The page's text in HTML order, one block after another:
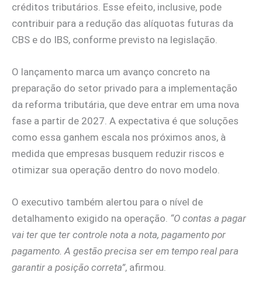
créditos tributários. Esse efeito, inclusive, pode
contribuir para a redução das alíquotas futuras da
CBS e do IBS, conforme previsto na legislação.
O lançamento marca um avanço concreto na
preparação do setor privado para a implementação
da reforma tributária, que deve entrar em uma nova
fase a partir de 2027. A expectativa é que soluções
como essa ganhem escala nos próximos anos, à
medida que empresas busquem reduzir riscos e
otimizar sua operação dentro do novo modelo.
O executivo também alertou para o nível de
detalhamento exigido na operação. “O contas a pagar
vai ter que ter controle nota a nota, pagamento por
pagamento. A gestão precisa ser em tempo real para
garantir a posição correta”, afirmou.